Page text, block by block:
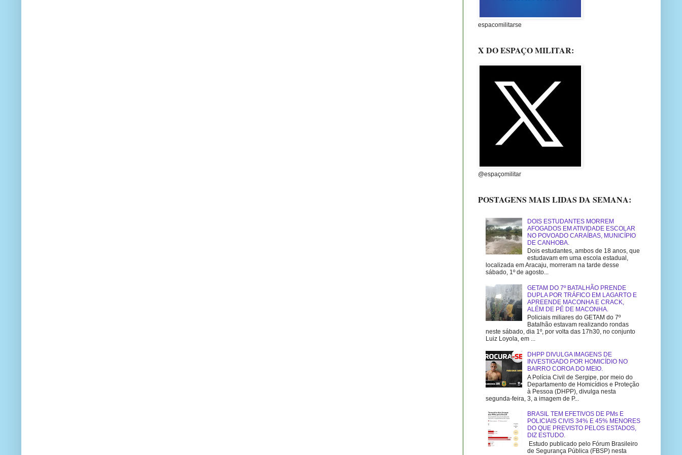
espacomilitarse
X DO ESPAÇO MILITAR:
@espaçomilitar
POSTAGENS MAIS LIDAS DA SEMANA:
DOIS ESTUDANTES MORREM
AFOGADOS EM ATIVIDADE ESCOLAR
NO POVOADO CARAÍBAS, MUNICÍPIO
DE CANHOBA.
Dois estudantes, ambos de 18 anos, que
estudavam em uma escola estadual,
localizada em Aracaju, morreram na tarde desse
sábado, 1º de agosto...
GETAM DO 7º BATALHÃO PRENDE
DUPLA POR TRÁFICO EM LAGARTO E
APREENDE MACONHA E CRACK,
ALÉM DE PÉ DE MACONHA.
Policiais miliares do GETAM do 7º
Batalhão estavam realizando rondas
neste sábado, dia 1º, por volta das 17h30, no conjunto
Luiz Loyola, em ...
DHPP DIVULGA IMAGENS DE
INVESTIGADO POR HOMICÍDIO NO
BAIRRO COROA DO MEIO.
A Polícia Civil de Sergipe, por meio do
Departamento de Homicídios e Proteção
à Pessoa (DHPP), divulga nesta
segunda-feira, 3, a imagem de P...
BRASIL TEM EFETIVOS DE PMs E
POLICIAIS CIVIS 34% E 45% MENORES
DO QUE PREVISTO PELOS ESTADOS,
DIZ ESTUDO.
Estudo publicado pelo Fórum Brasileiro
de Segurança Pública (FBSP) nesta